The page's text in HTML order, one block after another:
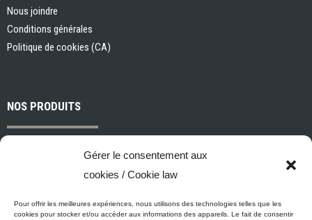
Gérer le consentement aux
cookies / Cookie law
Pour offrir les meilleures expériences, nous utilisons des technologies telles que les
cookies pour stocker et/ou accéder aux informations des appareils. Le fait de consentir
Nous joindre
Conditions générales
Politique de cookies (CA)
NOS PRODUITS
Peintures et apprêts d’intérieur
Industriel, commercial et municipal